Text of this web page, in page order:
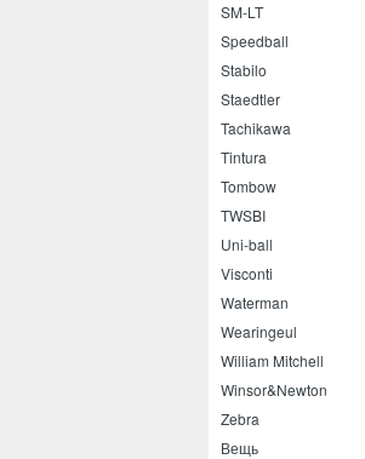
SM-LT
Speedball
Stabilo
Staedtler
Tachikawa
Tintura
Tombow
TWSBI
Uni-ball
Visconti
Waterman
Wearingeul
William Mitchell
Winsor&Newton
Zebra
Вещь